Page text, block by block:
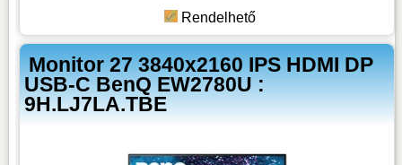
Rendelhető
Monitor 27 3840x2160 IPS HDMI DP
USB-C BenQ EW2780U :
9H.LJ7LA.TBE